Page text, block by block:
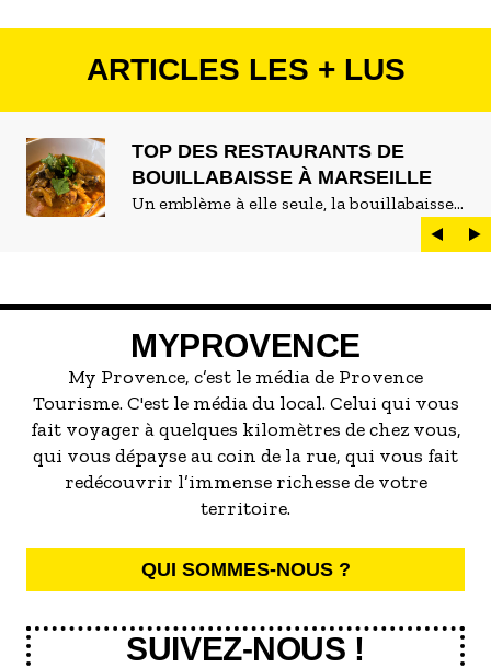
ARTICLES LES + LUS
TOP DES RESTAURANTS DE
BOUILLABAISSE À MARSEILLE
Un emblème à elle seule, la bouillabaisse
est LE plat marseillais par excellence. On
peut d'ailleurs vite être submergé·e par la
servir la meilleure...
MYPROVENCE
My Provence, c’est le média de Provence
Tourisme. C'est le média du local. Celui qui vous
fait voyager à quelques kilomètres de chez vous,
qui vous dépayse au coin de la rue, qui vous fait
redécouvrir l’immense richesse de votre
territoire.
QUI SOMMES-NOUS ?
SUIVEZ-NOUS !